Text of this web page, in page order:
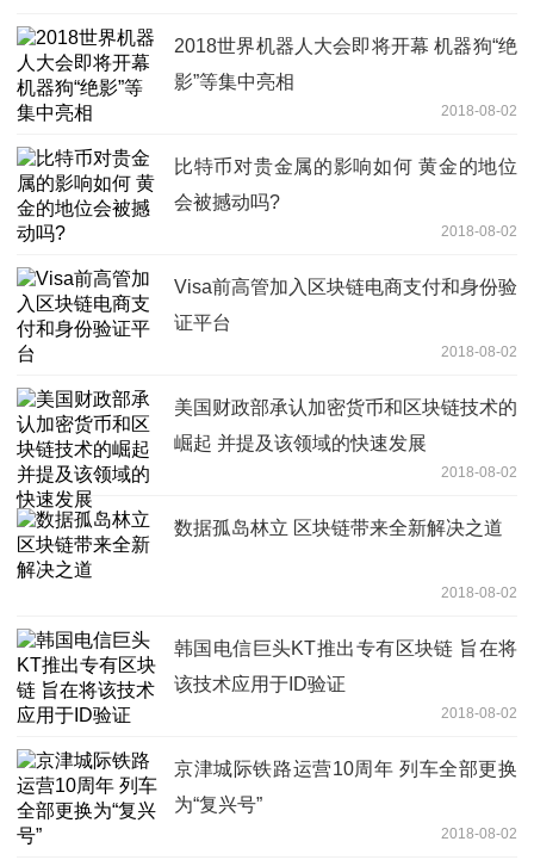
2018世界机器人大会即将开幕 机器狗“绝
影”等集中亮相
2018-08-02
比特币对贵金属的影响如何 黄金的地位
会被撼动吗?
2018-08-02
Visa前高管加入区块链电商支付和身份验
证平台
2018-08-02
美国财政部承认加密货币和区块链技术的
崛起 并提及该领域的快速发展
2018-08-02
数据孤岛林立 区块链带来全新解决之道
2018-08-02
韩国电信巨头KT推出专有区块链 旨在将
该技术应用于ID验证
2018-08-02
京津城际铁路运营10周年 列车全部更换
为“复兴号”
2018-08-02